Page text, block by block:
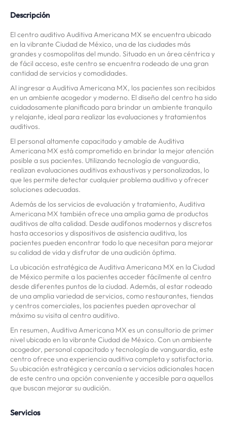
Descripción
El centro auditivo Auditiva Americana MX se encuentra ubicado
en la vibrante Ciudad de México, una de las ciudades más
grandes y cosmopolitas del mundo. Situado en un área céntrica y
de fácil acceso, este centro se encuentra rodeado de una gran
cantidad de servicios y comodidades.
Al ingresar a Auditiva Americana MX, los pacientes son recibidos
en un ambiente acogedor y moderno. El diseño del centro ha sido
cuidadosamente planificado para brindar un ambiente tranquilo
y relajante, ideal para realizar las evaluaciones y tratamientos
auditivos.
El personal altamente capacitado y amable de Auditiva
Americana MX está comprometido en brindar la mejor atención
posible a sus pacientes. Utilizando tecnología de vanguardia,
realizan evaluaciones auditivas exhaustivas y personalizadas, lo
que les permite detectar cualquier problema auditivo y ofrecer
soluciones adecuadas.
Además de los servicios de evaluación y tratamiento, Auditiva
Americana MX también ofrece una amplia gama de productos
auditivos de alta calidad. Desde audífonos modernos y discretos
hasta accesorios y dispositivos de asistencia auditiva, los
pacientes pueden encontrar todo lo que necesitan para mejorar
su calidad de vida y disfrutar de una audición óptima.
La ubicación estratégica de Auditiva Americana MX en la Ciudad
de México permite a los pacientes acceder fácilmente al centro
desde diferentes puntos de la ciudad. Además, al estar rodeado
de una amplia variedad de servicios, como restaurantes, tiendas
y centros comerciales, los pacientes pueden aprovechar al
máximo su visita al centro auditivo.
En resumen, Auditiva Americana MX es un consultorio de primer
nivel ubicado en la vibrante Ciudad de México. Con un ambiente
acogedor, personal capacitado y tecnología de vanguardia, este
centro ofrece una experiencia auditiva completa y satisfactoria.
Su ubicación estratégica y cercanía a servicios adicionales hacen
de este centro una opción conveniente y accesible para aquellos
que buscan mejorar su audición.
Servicios